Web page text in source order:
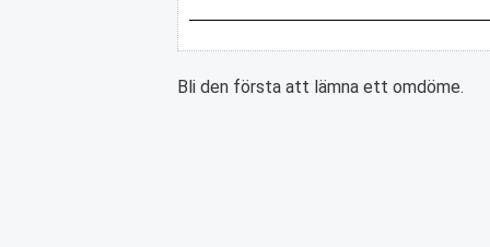
Bli den första att lämna ett omdöme.